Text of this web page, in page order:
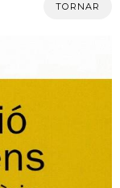
TORNAR